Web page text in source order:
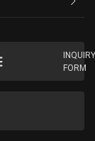
FORM